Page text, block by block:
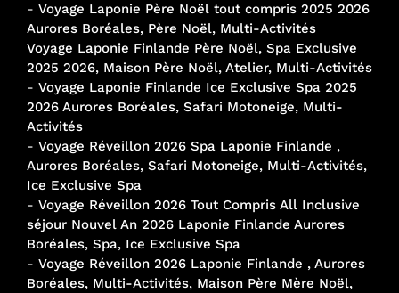
- Voyage Laponie Père Noël tout compris 2025 2026
Aurores Boréales, Père Noël, Multi-Activités
Voyage Laponie Finlande Père Noël, Spa Exclusive
2025 2026, Maison Père Noël, Atelier, Multi-Activités
- Voyage Laponie Finlande Ice Exclusive Spa 2025
2026 Aurores Boréales, Safari Motoneige, Multi-
Activités
- Voyage Réveillon 2026 Spa Laponie Finlande ,
Aurores Boréales, Safari Motoneige, Multi-Activités,
Ice Exclusive Spa
- Voyage Réveillon 2026 Tout Compris All Inclusive
séjour Nouvel An 2026 Laponie Finlande Aurores
Boréales, Spa, Ice Exclusive Spa
- Voyage Réveillon 2026 Laponie Finlande , Aurores
Boréales, Multi-Activités, Maison Père Mère Noël,